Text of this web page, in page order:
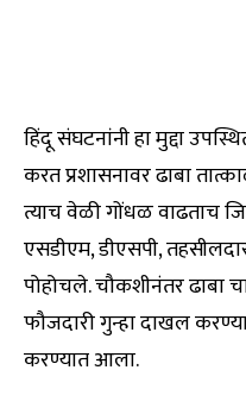
हिंदू संघटनांनी हा मुद्दा
करत प्रशासनावर ढाबा
त्याच वेळी गोंधळ वाढताच
एसडीएम, डीएसपी,
पोहोचले. चौकशीनंतर ढाबा
फौजदारी गुन्हा दाखल
करण्यात आला.